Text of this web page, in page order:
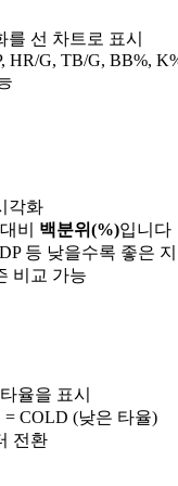
를 선 차트로 표시
HR/G, TB/G, BB%,
각화
비 백분위(%)입니다
등 낮을수록 좋은
비교 가능
율을 표시
= COLD (낮은 타율)
전환